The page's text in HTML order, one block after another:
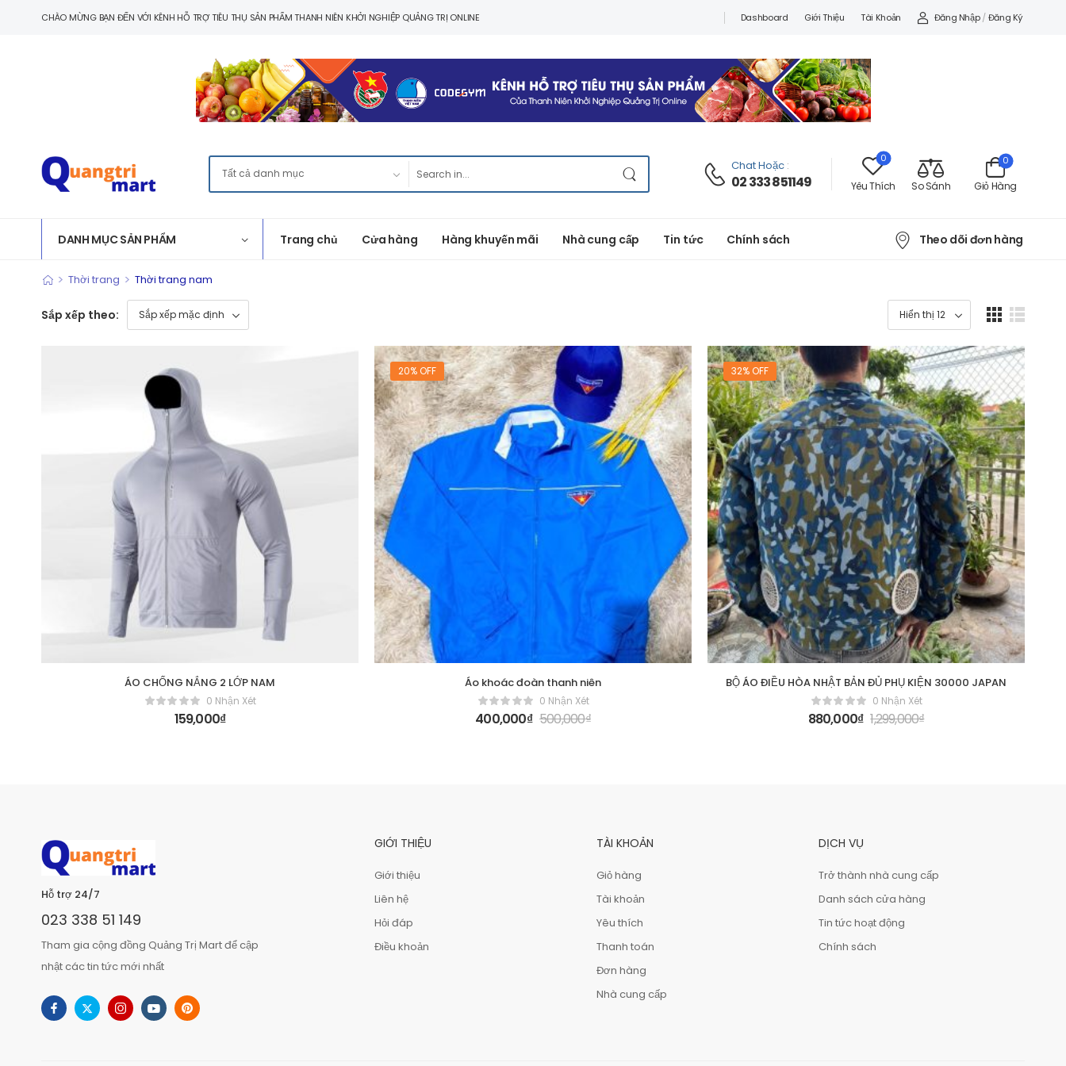
CHÀO MỪNG BẠN ĐẾN VỚI KÊNH HỖ TRỢ TIÊU THỤ SẢN PHẨM THANH NIÊN KHỞI NGHIỆP QUẢNG TRỊ ONLINE Dashboard Giới Thiệu Tài Khoản Đăng Nhập / Đăng Ký
Chat Hoặc :
02 333 851149
0
Yêu Thích So Sánh Giỏ Hàng
0
DANH MỤC SẢN PHẨM Trang chủ Cửa hàng Hàng khuyến mãi Nhà cung cấp Tin tức Chính sách Theo dõi đơn hàng
> Thời trang > Thời trang nam
Sắp xếp theo:
ÁO CHỐNG NẮNG 2 LỚP NAM
0 Nhận Xét
159,000₫
20% OFF
Áo khoác đoàn thanh niên
0 Nhận Xét
400,000₫ 500,000₫
32% OFF
BỘ ÁO ĐIỀU HÒA NHẬT BẢN ĐỦ PHỤ KIỆN 30000 JAPAN
0 Nhận Xét
880,000₫ 1,299,000₫
Hỗ trợ 24/7
023 338 51 149
Tham gia cộng đồng Quảng Trị Mart để cập
nhật các tin tức mới nhất
GIỚI THIỆU
Giới thiệu
Liên hệ
Hỏi đáp
Điều khoản
TÀI KHOẢN
Giỏ hàng
Tài khoản
Yêu thích
Thanh toán
Đơn hàng
Nhà cung cấp
DỊCH VỤ
Trở thành nhà cung cấp
Danh sách cửa hàng
Tin tức hoạt động
Chính sách